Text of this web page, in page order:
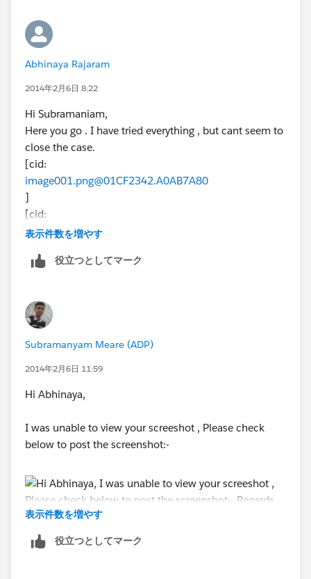
Abhinaya Rajaram
2014年2月6日 8:22
Hi Subramaniam,
Here you go . I have tried everything , but cant seem to
close the case.
[cid:
image001.png@01CF2342.A0AB7A80
]
[cid:
image002.png@01CF2342.A0AB7A80
Regards,
Associate Compliance Analyst
Reval Client Solutions
customerservice@reval.com
\
[Description: Description: Reval - Treasury and Risk
表示件数を増やす
役立つとしてマーク
Subramanyam Meare (ADP)
2014年2月6日 11:59
Hi Abhinaya,
I was unable to view your screeshot , Please check
below to post the screenshot:-
表示件数を増やす
役立つとしてマーク